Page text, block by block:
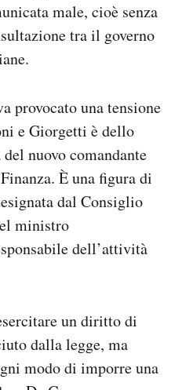
male, cioè senza
tra il governo
provocato una tensione
e Giorgetti è dello
nuovo comandante
È una figura di
dal Consiglio
ministro
dell’attività
un diritto di
dalla legge, ma
modo di imporre una